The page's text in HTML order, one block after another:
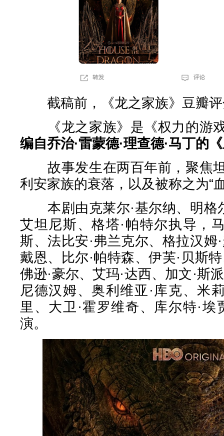
截稿前，《龙之家族》豆瓣评
《龙之家族》是《权力的游
编自乔治·雷蒙德·理查德·马丁的
故事发生在两百年前，聚焦
利安家族的衰落，以及被称之为“
本剧由克莱尔·基尔纳、明格
艾坦尼斯、格塔·帕特尔执导，
斯、法比安·弗兰克尔、格拉汉姆
戴恩、比尔·帕特森、伊芙·贝斯
佛逊·豪尔、艾玛·达西、加文·斯
尼德汉姆、奥利维亚·库克、米
里、大卫·霍罗维奇、库尔特·埃
演。